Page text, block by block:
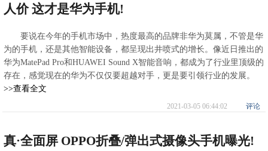
人价 这才是华为手机!
要说在今年的手机市场中，热度最高的品牌非华为莫属，不管是华
为的手机，还是其他智能设备，都呈现出井喷式的增长。像近日推出的
华为MatePad Pro和HUAWEI Sound X智能音响，都成为了行业里顶级的
存在，感觉现在的华为不仅仅要超越对手，更是要引领行业的发展。
>>查看全文
2021-03-05 06:44:02 评论
真·全面屏 OPPO折叠/弹出式摄像头手机曝光!